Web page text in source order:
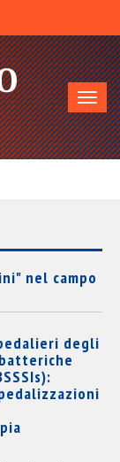
nel campo
degli